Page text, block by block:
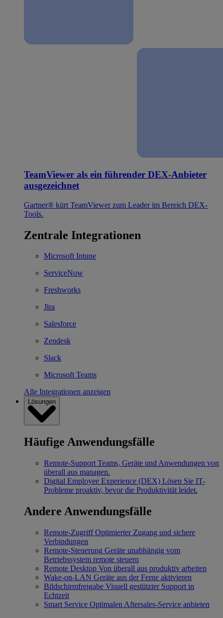
TeamViewer als ein führender DEX-Anbieter
ausgezeichnet
Gartner® kürt TeamViewer zum Leader im Bereich DEX-
Tools.
Zentrale Integrationen
Microsoft Intune
ServiceNow
Freshworks
Jira
Salesforce
Zendesk
Slack
Microsoft Teams
Alle Integrationen anzeigen
Lösungen
Häufige Anwendungsfälle
Remote-Support Teams, Geräte und Anwendungen von
überall aus managen.
Digital Employee Experience (DEX) Lösen Sie IT-
Probleme proaktiv, bevor die Produktivität leidet.
Andere Anwendungsfälle
Remote-Zugriff Optimierter Zugang und sichere
Verbindungen
Remote-Steuerung Geräte unabhängig vom
Betriebssystem remote steuern
Remote Desktop Von überall aus produktiv arbeiten
Wake-on-LAN Geräte aus der Ferne aktivieren
Bildschirmfreigabe Visuell gestützter Support in
Echtzeit
Smart Service Optimalen Aftersales-Service anbieten